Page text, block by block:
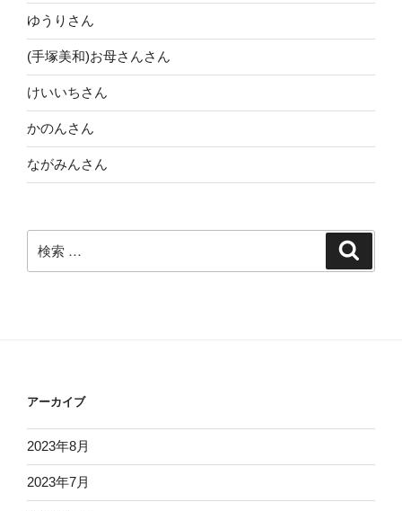
ー
シ
ョ
ン
ゆうりさん
(手塚美和)お母さんさん
けいいちさん
かのんさん
ながみんさん
検
索:
アーカイブ
2023年8月
2023年7月